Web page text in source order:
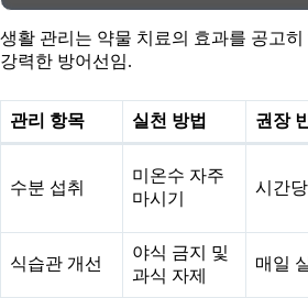
생활 관리는 약물 치료의 효과를 공고
강력한 방어선임.
관리 항목 실천 방법 권장
수분 섭취
미온수 자주
마시기
시간당
식습관 개선
야식 금지 및
과식 자제
매일